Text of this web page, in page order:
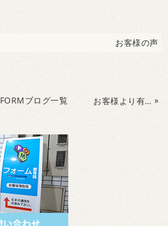
お客様の声
FORMブログ一覧 お客様より有難い口コミを頂きました。野球少年の腰痛、お尻の痛みです »